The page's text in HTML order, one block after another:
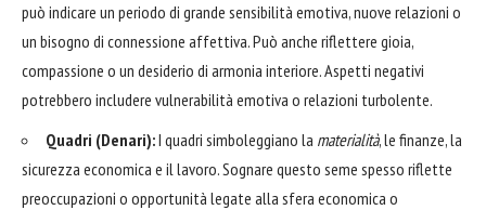
può indicare un periodo di grande sensibilità emotiva, nuove relazioni o
un bisogno di connessione affettiva. Può anche riflettere gioia,
compassione o un desiderio di armonia interiore. Aspetti negativi
potrebbero includere vulnerabilità emotiva o relazioni turbolente.
Quadri (Denari):I quadri simboleggiano la materialità, le finanze, la
sicurezza economica e il lavoro. Sognare questo seme spesso riflette
preoccupazioni o opportunità legate alla sfera economica o